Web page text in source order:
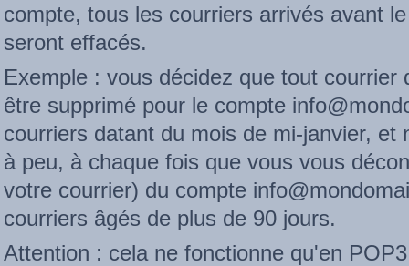
compte, tous les courriers arrivés avant
seront effacés.
Exemple : vous décidez que tout
être supprimé pour le compte
courriers datant du mois de mi-janvier, et
à peu, à chaque fois que vous vous
votre courrier) du compte
courriers âgés de plus de 90 jours.
Attention : cela ne fonctionne qu'en